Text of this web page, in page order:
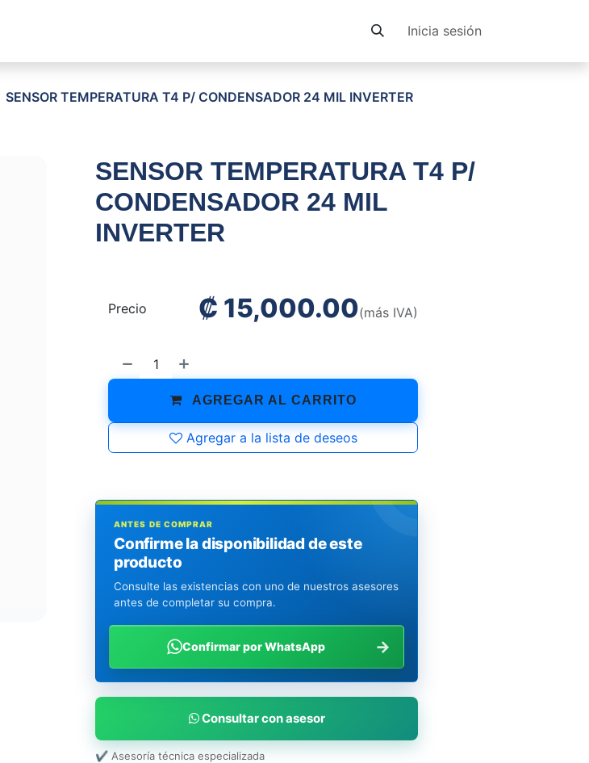
Inicia sesión
SENSOR TEMPERATURA T4 P/ CONDENSADOR 24 MIL INVERTER
SENSOR TEMPERATURA T4 P/
CONDENSADOR 24 MIL
INVERTER
AGREGAR AL CARRITO
Agregar a la lista de deseos
Precio ₡ 15,000.00(más IVA)
ANTES DE COMPRAR
Confirme la disponibilidad de este
producto
Consulte las existencias con uno de nuestros asesores
antes de completar su compra.
Confirmar por WhatsApp →
Consultar con asesor
✔ Asesoría técnica especializada